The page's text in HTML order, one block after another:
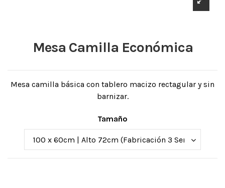
Mesa Camilla Económica
Mesa camilla básica con tablero macizo rectagular y sin
barnizar.
Tamaño